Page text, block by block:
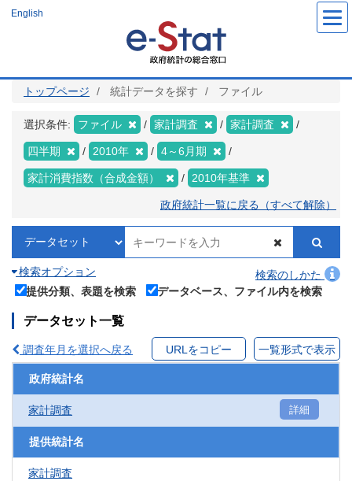
ツ
English
トップページ 統計データを探す ファイル
選択条件: ファイル 家計調査 家計調査
四半期 2010年 4～6月期
家計消費指数（合成金額） 2010年基準
政府統計一覧に戻る（すべて解除）
検索オプション
検索のしかた
提供分類、表題を検索
データベース、ファイル内を検索
データセット一覧
調査年月を選択へ戻る URLをコピー 一覧形式で表示
政府統計名
家計調査 詳細
提供統計名
家計調査